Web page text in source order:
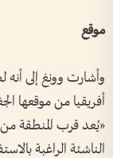
موقع
وأشارت وونغ إلى
أفريقيا من موقعها
«يُعد قرب المنطقة
الناشئة الراغبة